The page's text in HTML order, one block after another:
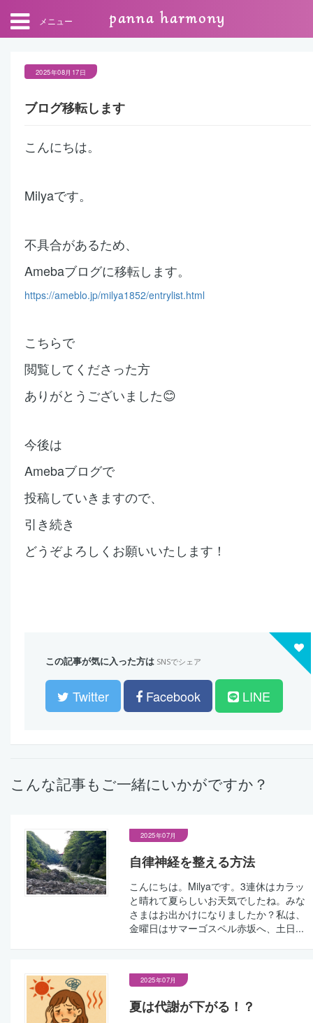
メニュー panna harmony
2025年08月17日
ブログ移転します
こんにちは。
Milyaです。
不具合があるため、
Amebaブログに移転します。
https://ameblo.jp/milya1852/entrylist.html
こちらで
閲覧してくださった方
ありがとうございました😊
今後は
Amebaブログで
投稿していきますので、
引き続き
どうぞよろしくお願いいたします！
この記事が気に入った方は SNSでシェア
Twitter Facebook LINE
こんな記事もご一緒にいかがですか？
2025年07月
自律神経を整える方法
こんにちは。Milyaです。3連休はカラッ
と晴れて夏らしいお天気でしたね。みな
さまはお出かけになりましたか？私は、
金曜日はサマーゴスペル赤坂へ、土日...
2025年07月
夏は代謝が下がる！？